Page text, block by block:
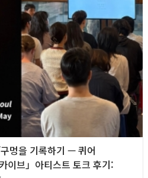
멍을 기록하기 — 퀴어
이브」아티스트 토크 후기: